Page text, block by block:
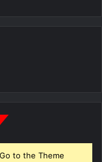
to the Theme